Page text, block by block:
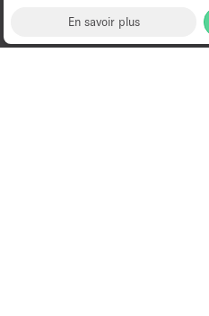
En savoir plus
Espaces à Louer à Amsterdam